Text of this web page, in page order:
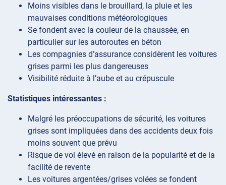
Moins visibles dans le brouillard, la pluie et les
mauvaises conditions météorologiques
Se fondent avec la couleur de la chaussée, en
particulier sur les autoroutes en béton
Les compagnies d’assurance considèrent les voitures
grises parmi les plus dangereuses
Visibilité réduite à l’aube et au crépuscule
Statistiques intéressantes :
Malgré les préoccupations de sécurité, les voitures
grises sont impliquées dans des accidents deux fois
moins souvent que prévu
Risque de vol élevé en raison de la popularité et de la
facilité de revente
Les voitures argentées/grises volées se fondent